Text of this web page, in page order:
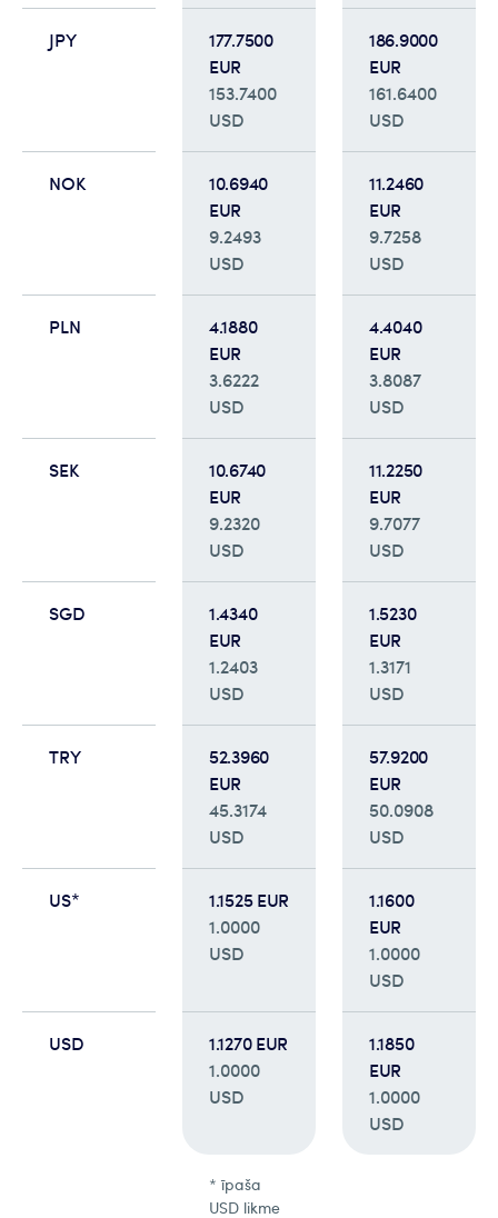
JPY
177.7500
EUR
153.7400
USD
186.9000
EUR
161.6400
USD
NOK
10.6940
EUR
9.2493
USD
11.2460
EUR
9.7258
USD
PLN
4.1880
EUR
3.6222
USD
4.4040
EUR
3.8087
USD
SEK
10.6740
EUR
9.2320
USD
11.2250
EUR
9.7077
USD
SGD
1.4340
EUR
1.2403
USD
1.5230
EUR
1.3171
USD
TRY
52.3960
EUR
45.3174
USD
57.9200
EUR
50.0908
USD
US*
1.1525 EUR
1.0000
USD
1.1600
EUR
1.0000
USD
USD
1.1270 EUR
1.0000
USD
1.1850
EUR
1.0000
USD
* īpaša
USD likme